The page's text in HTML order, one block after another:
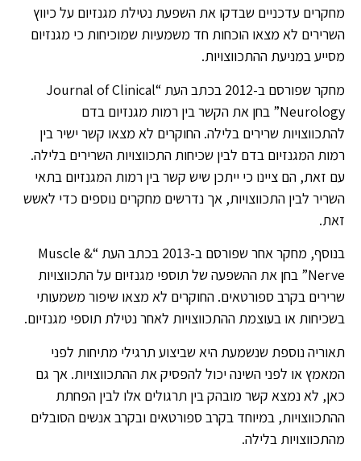
מחקרים עדכניים שבדקו את השפעת נטילת מגנזיום על כיווץ
השרירים לא מצאו הוכחות חד משמעיות שמוכיחות כי מגנזיום
מסייע במניעת ההתכווצויות.
מחקר שפורסם ב-2012 בכתב העת “Journal of Clinical
Neurology” בחן את הקשר בין רמות מגנזיום בדם
להתכווצויות שרירים בלילה. החוקרים לא מצאו קשר ישיר בין
רמות המגנזיום בדם לבין שכיחות התכווצויות השרירים בלילה.
עם זאת, הם ציינו כי ייתכן שיש קשר בין רמות המגנזיום בתאי
השריר לבין התכווצויות, אך נדרשים מחקרים נוספים כדי לאשש
זאת.
בנוסף, מחקר אחר שפורסם ב-2013 בכתב העת “Muscle &
Nerve” בחן את ההשפעה של תוספי מגנזיום על התכווצויות
שרירים בקרב ספורטאים. החוקרים לא מצאו שיפור משמעותי
בשכיחות או בעוצמת ההתכווצויות לאחר נטילת תוספי מגנזיום.
תאוריה נוספת שנשמעת היא שביצוע תרגילי מתיחות לפני
המאמץ או לפני השינה יכול להפסיק את ההתכווצויות. אך גם
כאן, לא נמצא קשר מובהק בין תרגולים אלו לבין הפחתת
ההתכווצויות, במיוחד בקרב ספורטאים ובקרב אנשים הסובלים
מהתכווצויות בלילה.